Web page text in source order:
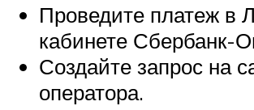
Проведите платеж в
кабинете Сбербанк-
Создайте запрос на
оператора.